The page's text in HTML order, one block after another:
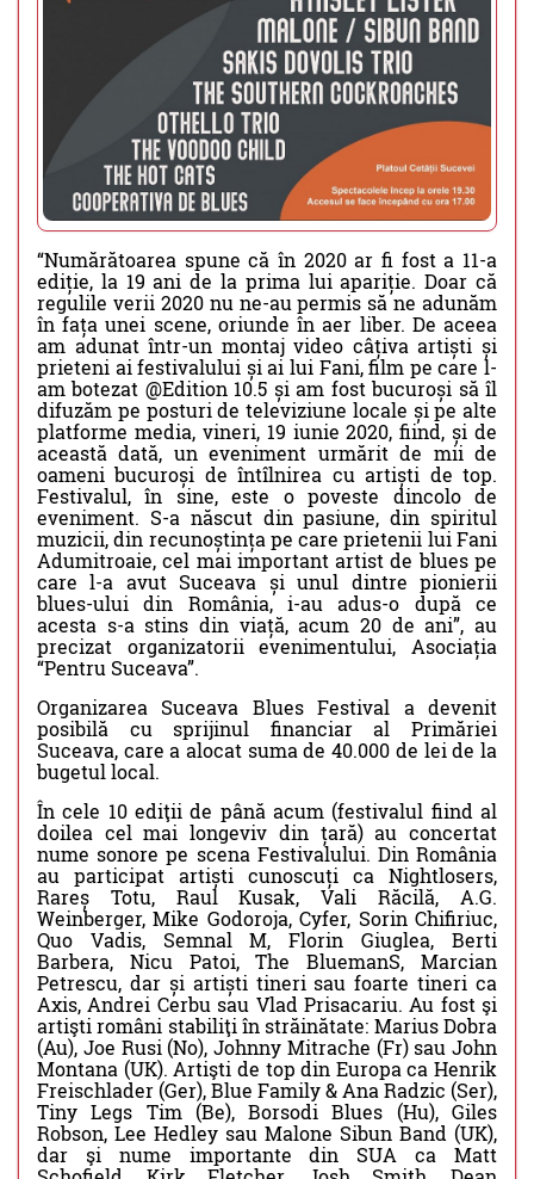
“Numărătoarea spune că în 2020 ar fi fost a 11-a
ediție, la 19 ani de la prima lui apariție. Doar că
regulile verii 2020 nu ne-au permis să ne adunăm
în fața unei scene, oriunde în aer liber. De aceea
am adunat într-un montaj video câțiva artiști și
prieteni ai festivalului și ai lui Fani, film pe care l-
am botezat @Edition 10.5 și am fost bucuroși să îl
difuzăm pe posturi de televiziune locale și pe alte
platforme media, vineri, 19 iunie 2020, fiind, și de
această dată, un eveniment urmărit de mii de
oameni bucuroși de întîlnirea cu artiști de top.
Festivalul, în sine, este o poveste dincolo de
eveniment. S-a născut din pasiune, din spiritul
muzicii, din recunoștința pe care prietenii lui Fani
Adumitroaie, cel mai important artist de blues pe
care l-a avut Suceava și unul dintre pionierii
blues-ului din România, i-au adus-o după ce
acesta s-a stins din viață, acum 20 de ani”, au
precizat organizatorii evenimentului, Asociația
“Pentru Suceava”.
Organizarea Suceava Blues Festival a devenit
posibilă cu sprijinul financiar al Primăriei
Suceava, care a alocat suma de 40.000 de lei de la
bugetul local.
În cele 10 ediţii de până acum (festivalul fiind al
doilea cel mai longeviv din țară) au concertat
nume sonore pe scena Festivalului. Din România
au participat artiști cunoscuți ca Nightlosers,
Rareș Totu, Raul Kusak, Vali Răcilă, A.G.
Weinberger, Mike Godoroja, Cyfer, Sorin Chifiriuc,
Quo Vadis, Semnal M, Florin Giuglea, Berti
Barbera, Nicu Patoi, The BluemanS, Marcian
Petrescu, dar și artiști tineri sau foarte tineri ca
Axis, Andrei Cerbu sau Vlad Prisacariu. Au fost şi
artişti români stabiliţi în străinătate: Marius Dobra
(Au), Joe Rusi (No), Johnny Mitrache (Fr) sau John
Montana (UK). Artişti de top din Europa ca Henrik
Freischlader (Ger), Blue Family & Ana Radzic (Ser),
Tiny Legs Tim (Be), Borsodi Blues (Hu), Giles
Robson, Lee Hedley sau Malone Sibun Band (UK),
dar şi nume importante din SUA ca Matt